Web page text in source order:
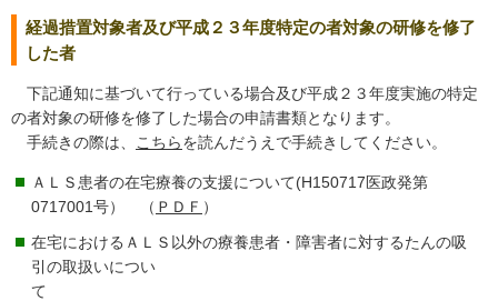
経過措置対象者及び平成２３年度特定の者対象の研修を修了
した者
下記通知に基づいて行っている場合及び平成２３年度実施の特定
の者対象の研修を修了した場合の申請書類となります。
手続きの際は、
こちらを読んだうえで手続きしてください。
ＡＬＳ患者の在宅療養の支援について(H150717医政発第
0717001号） （ ＰＤＦ ）
在宅におけるＡＬＳ以外の療養患者・障害者に対するたんの吸
引の取扱いについ
て